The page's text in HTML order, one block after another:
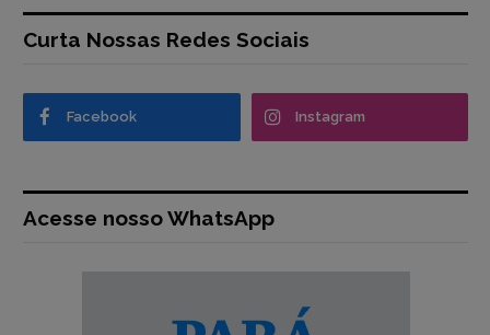
Curta Nossas Redes Sociais
Facebook Instagram
Acesse nosso WhatsApp